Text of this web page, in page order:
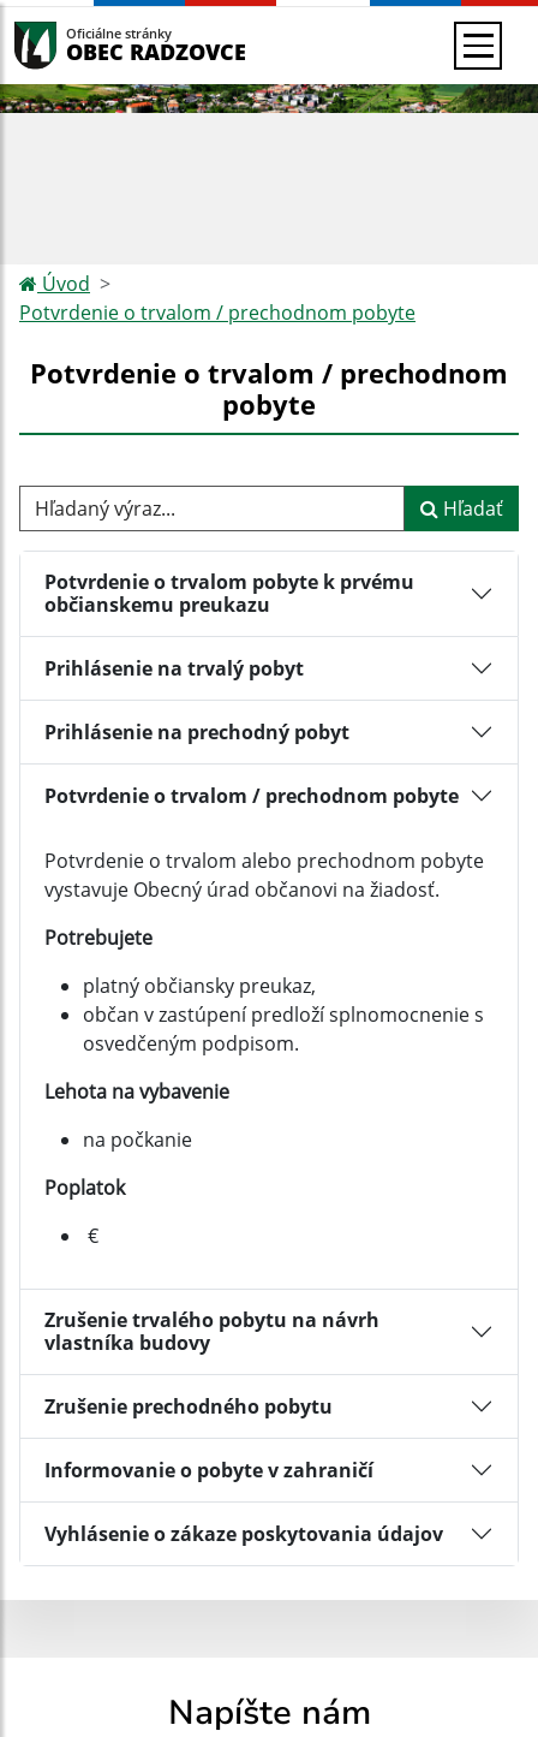
Oficiálne stránky
OBEC RADZOVCE
Úvod
Potvrdenie o trvalom / prechodnom pobyte
Potvrdenie o trvalom / prechodnom
pobyte
Hľadaný výraz... Hľadať
Potvrdenie o trvalom pobyte k prvému
občianskemu preukazu
Prihlásenie na trvalý pobyt
Prihlásenie na prechodný pobyt
Potvrdenie o trvalom / prechodnom pobyte
Potvrdenie o trvalom alebo prechodnom pobyte
vystavuje Obecný úrad občanovi na žiadosť.
Potrebujete
platný občiansky preukaz,
občan v zastúpení predloží splnomocnenie s
osvedčeným podpisom.
Lehota na vybavenie
na počkanie
Poplatok
€
Zrušenie trvalého pobytu na návrh
vlastníka budovy
Zrušenie prechodného pobytu
Informovanie o pobyte v zahraničí
Vyhlásenie o zákaze poskytovania údajov
Napíšte nám